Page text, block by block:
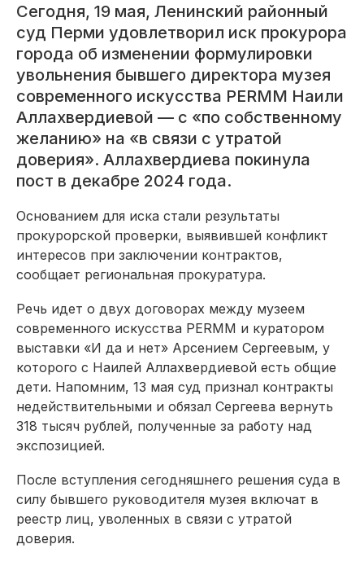
Сегодня, 19 мая, Ленинский районный
суд Перми удовлетворил иск прокурора
города об изменении формулировки
увольнения бывшего директора музея
современного искусства PERMM Наили
Аллахвердиевой — с «по собственному
желанию» на «в связи с утратой
доверия». Аллахвердиева покинула
пост в декабре 2024 года.
Основанием для иска стали результаты
прокурорской проверки, выявившей конфликт
интересов при заключении контрактов,
сообщает региональная прокуратура.
Речь идет о двух договорах между музеем
современного искусства PERMM и куратором
выставки «И да и нет» Арсением Сергеевым, у
которого с Наилей Аллахвердиевой есть общие
дети. Напомним, 13 мая суд признал контракты
недействительными и обязал Сергеева вернуть
318 тысяч рублей, полученные за работу над
экспозицией.
После вступления сегодняшнего решения суда в
силу бывшего руководителя музея включат в
реестр лиц, уволенных в связи с утратой
доверия.